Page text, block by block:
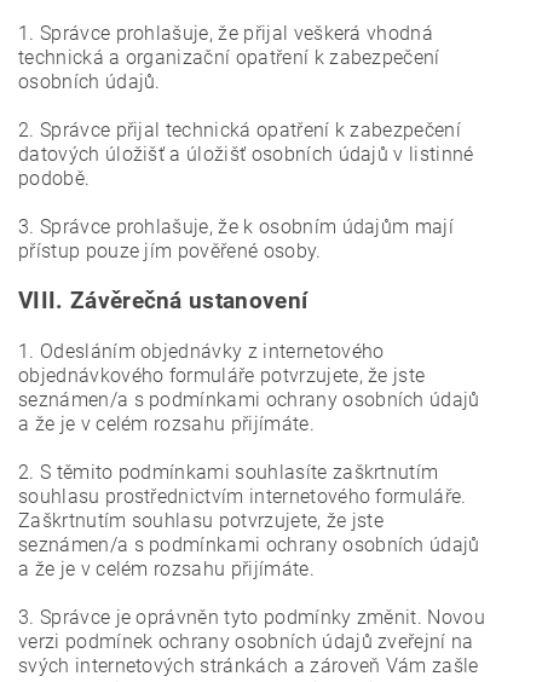
1. Správce prohlašuje, že přijal veškerá vhodná
technická a organizační opatření k zabezpečení
osobních údajů.
2. Správce přijal technická opatření k zabezpečení
datových úložišť a úložišť osobních údajů v listinné
podobě.
3. Správce prohlašuje, že k osobním údajům mají
přístup pouze jím pověřené osoby.
VIII. Závěrečná ustanovení
1. Odesláním objednávky z internetového
objednávkového formuláře potvrzujete, že jste
seznámen/a s podmínkami ochrany osobních údajů
a že je v celém rozsahu přijímáte.
2. S těmito podmínkami souhlasíte zaškrtnutím
souhlasu prostřednictvím internetového formuláře.
Zaškrtnutím souhlasu potvrzujete, že jste
seznámen/a s podmínkami ochrany osobních údajů
a že je v celém rozsahu přijímáte.
3. Správce je oprávněn tyto podmínky změnit. Novou
verzi podmínek ochrany osobních údajů zveřejní na
svých internetových stránkách a zároveň Vám zašle